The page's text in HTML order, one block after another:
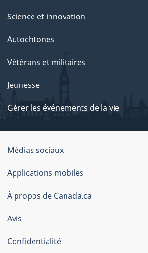
Science et innovation
Autochtones
Vétérans et militaires
Jeunesse
Gérer les événements de la vie
Organisation
du
gouvernement
du
Canada
Médias sociaux
Applications mobiles
À propos de Canada.ca
Avis
Confidentialité